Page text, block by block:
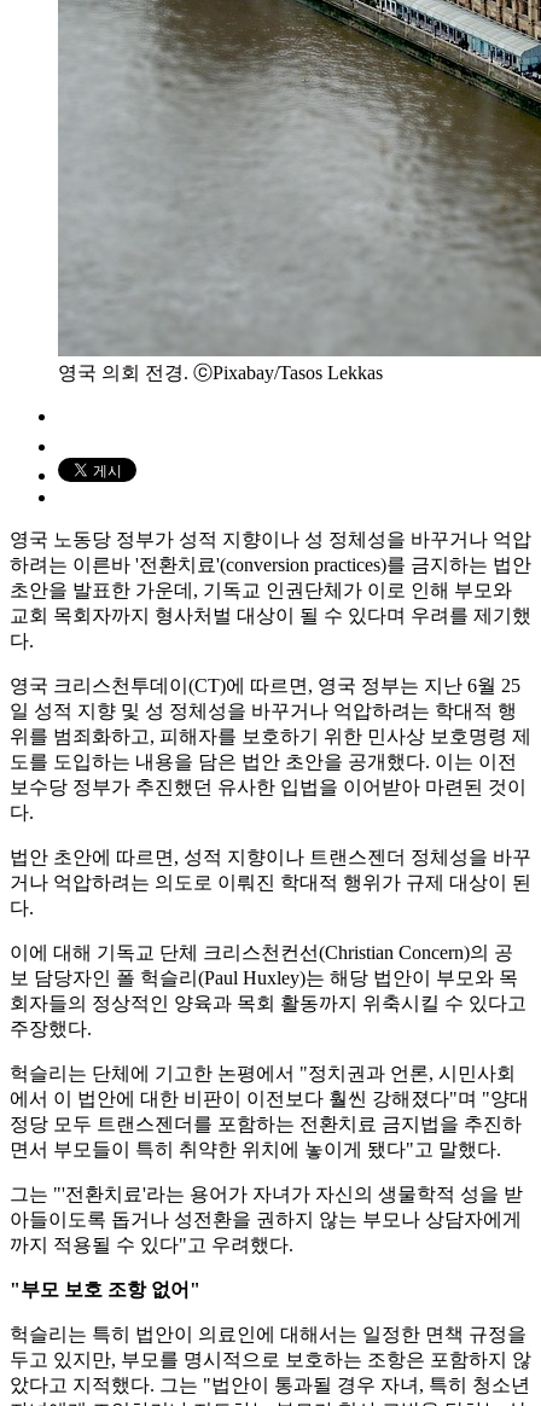
영국 의회 전경. ⓒPixabay/Tasos Lekkas
영국 노동당 정부가 성적 지향이나 성 정체성을 바꾸거나 억압
하려는 이른바 '전환치료'(conversion practices)를 금지하는 법안
초안을 발표한 가운데, 기독교 인권단체가 이로 인해 부모와
교회 목회자까지 형사처벌 대상이 될 수 있다며 우려를 제기했
다.
영국 크리스천투데이(CT)에 따르면, 영국 정부는 지난 6월 25
일 성적 지향 및 성 정체성을 바꾸거나 억압하려는 학대적 행
위를 범죄화하고, 피해자를 보호하기 위한 민사상 보호명령 제
도를 도입하는 내용을 담은 법안 초안을 공개했다. 이는 이전
보수당 정부가 추진했던 유사한 입법을 이어받아 마련된 것이
다.
법안 초안에 따르면, 성적 지향이나 트랜스젠더 정체성을 바꾸
거나 억압하려는 의도로 이뤄진 학대적 행위가 규제 대상이 된
다.
이에 대해 기독교 단체 크리스천컨선(Christian Concern)의 공
보 담당자인 폴 헉슬리(Paul Huxley)는 해당 법안이 부모와 목
회자들의 정상적인 양육과 목회 활동까지 위축시킬 수 있다고
주장했다.
헉슬리는 단체에 기고한 논평에서 "정치권과 언론, 시민사회
에서 이 법안에 대한 비판이 이전보다 훨씬 강해졌다"며 "양대
정당 모두 트랜스젠더를 포함하는 전환치료 금지법을 추진하
면서 부모들이 특히 취약한 위치에 놓이게 됐다"고 말했다.
그는 "'전환치료'라는 용어가 자녀가 자신의 생물학적 성을 받
아들이도록 돕거나 성전환을 권하지 않는 부모나 상담자에게
까지 적용될 수 있다"고 우려했다.
"부모 보호 조항 없어"
헉슬리는 특히 법안이 의료인에 대해서는 일정한 면책 규정을
두고 있지만, 부모를 명시적으로 보호하는 조항은 포함하지 않
았다고 지적했다. 그는 "법안이 통과될 경우 자녀, 특히 청소년